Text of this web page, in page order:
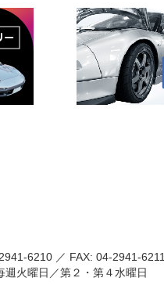
6210 ／ FAX: 04-2941-6211
火曜日／第２・第４水曜日